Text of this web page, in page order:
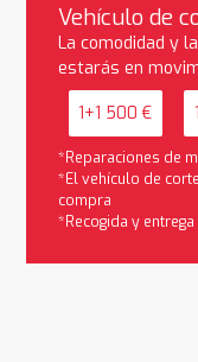
Vehículo de
La comodidad y
estarás en
1+1 500 €
*Reparaciones de
*El vehículo de
compra
*Recogida y